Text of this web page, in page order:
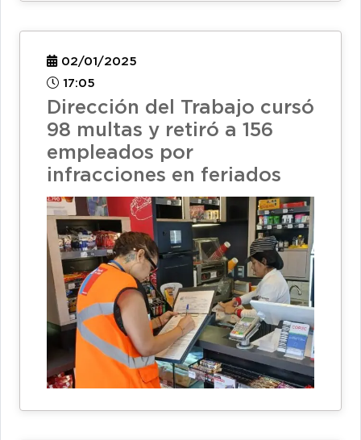
02/01/2025
17:05
Dirección del Trabajo cursó
98 multas y retiró a 156
empleados por
infracciones en feriados